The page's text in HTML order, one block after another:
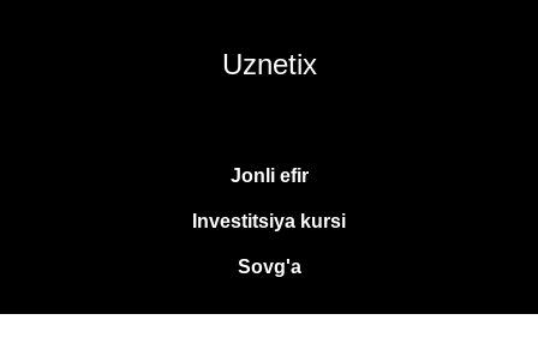
Uznetix
Jonli efir
Investitsiya kursi
Sovg'a